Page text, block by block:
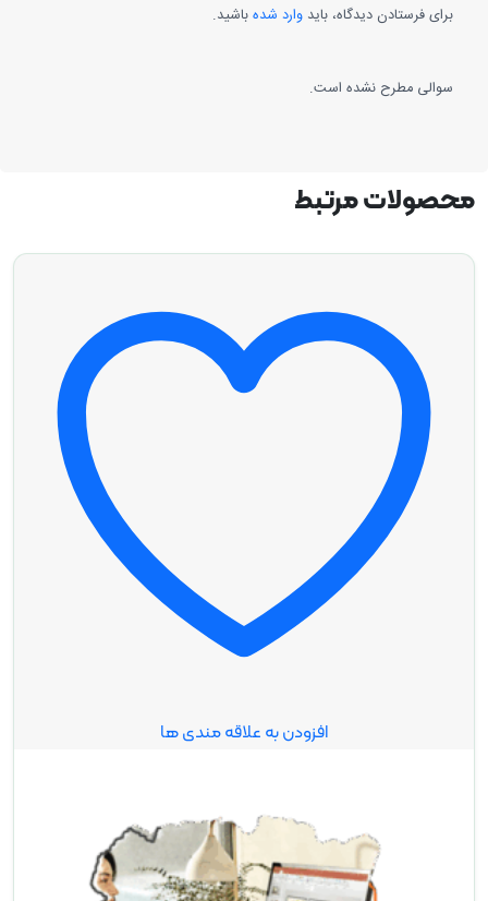
برای فرستادن دیدگاه، باید وارد شدهباشید.
سوالی مطرح نشده است.
محصولات مرتبط
افزودن به علاقه مندی ها